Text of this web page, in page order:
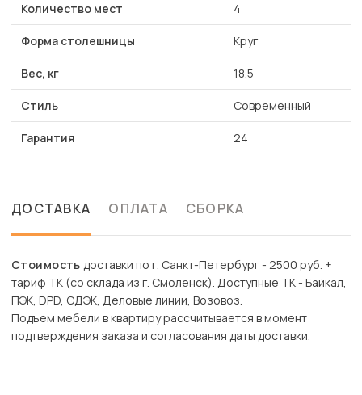
Количество мест 4
Форма столешницы Круг
Вес, кг 18.5
Стиль Современный
Гарантия 24
ДОСТАВКА ОПЛАТА СБОРКА
Стоимость доставки по г. Санкт-Петербург - 2500 руб. +
тариф ТК (со склада из г. Смоленск). Доступные ТК - Байкал,
ПЭК, DPD, СДЭК, Деловые линии, Возовоз.
Подъем мебели в квартиру рассчитывается в момент
подтверждения заказа и согласования даты доставки.